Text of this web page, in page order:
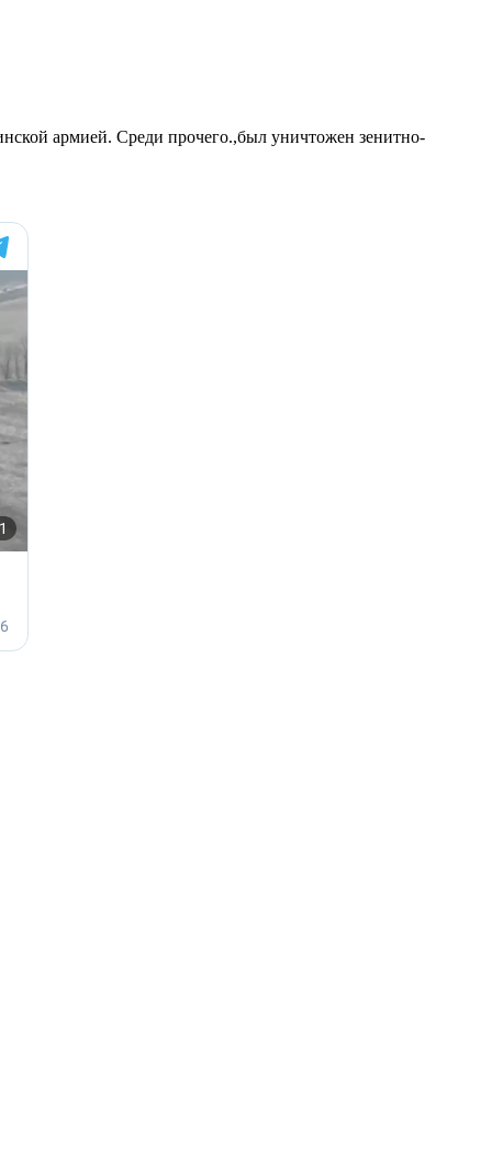
армией. Среди прочего.,был уничтожен зенитно-